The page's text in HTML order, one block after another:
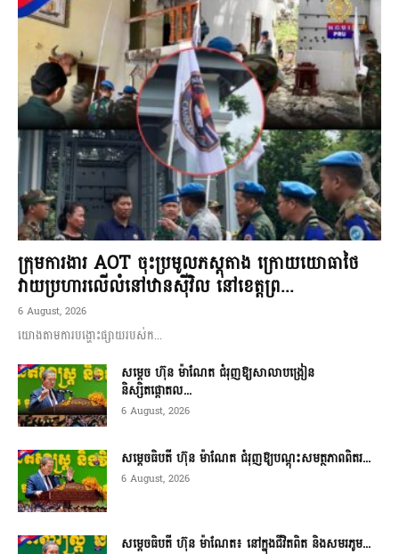
ក្រុមការងារ AOT ចុះប្រមូលភស្តុតាង ក្រោយយោធាថៃ
វាយប្រហារលើលំនៅឋានស៊ីវិល នៅខេត្តព្រ...
6 August, 2026
យោងតាមការបង្ហោះផ្សាយរបស់ក...
សម្តេច ហ៊ុន ម៉ាណែត ជំរុញឱ្យសាលាបង្រៀន
និស្សិតផ្តោតល...
6 August, 2026
សម្តេចធិបតី ហ៊ុន ម៉ាណែត ជំរុញឱ្យបណ្តុះសមត្ថភាពពិតរ...
6 August, 2026
សម្តេចធិបតី ហ៊ុន ម៉ាណែត៖ នៅក្នុងជីវិតពិត និងសមរភូម...